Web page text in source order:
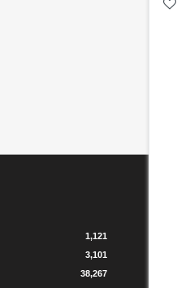
1,121
3,101
38,267